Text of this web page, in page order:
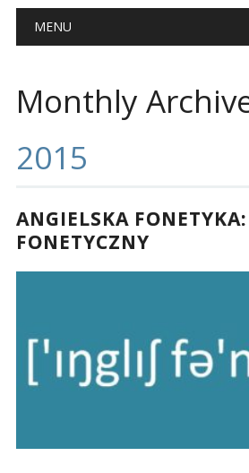
Main menu
MENU
Monthly
2015
ANGIELSKA
FONETYCZNY